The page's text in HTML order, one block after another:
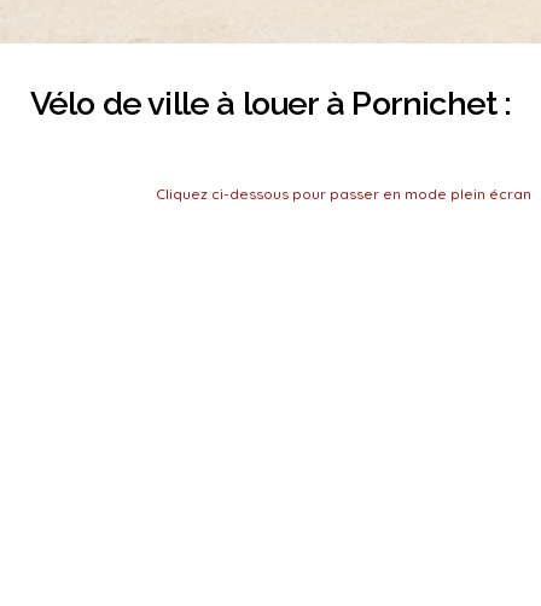
Vélo de ville à louer à Pornichet :
Cliquez ci-dessous pour passer en mode plein écran